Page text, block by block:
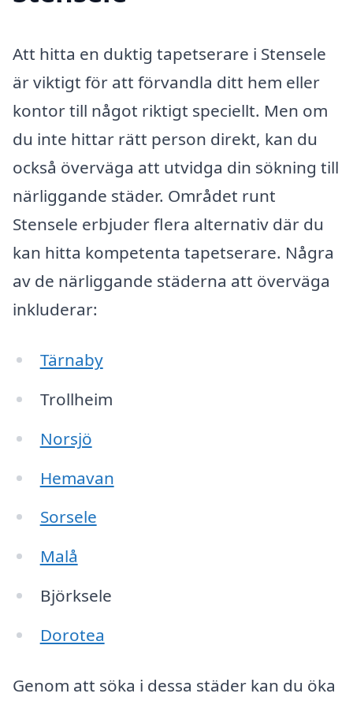
Att hitta en duktig tapetserare i Stensele
är viktigt för att förvandla ditt hem eller
kontor till något riktigt speciellt. Men om
du inte hittar rätt person direkt, kan du
också överväga att utvidga din sökning till
närliggande städer. Området runt
Stensele erbjuder flera alternativ där du
kan hitta kompetenta tapetserare. Några
av de närliggande städerna att överväga
inkluderar:
Tärnaby
Trollheim
Norsjö
Hemavan
Sorsele
Malå
Björksele
Dorotea
Genom att söka i dessa städer kan du öka